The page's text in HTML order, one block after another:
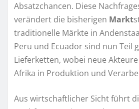
Absatzchancen. Diese
verändert die bisherigen Markt
traditionelle Märkte in
Peru und Ecuador sind nun Teil
Lieferketten, wobei neue
Afrika in Produktion und
Aus wirtschaftlicher Sicht führt